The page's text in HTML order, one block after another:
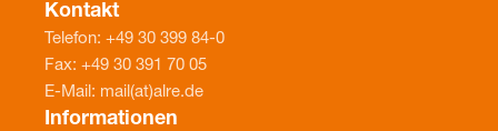
Kontakt
Telefon: +49 30 399 84-0
Fax: +49 30 391 70 05
E-Mail: mail(at)alre.de
Informationen